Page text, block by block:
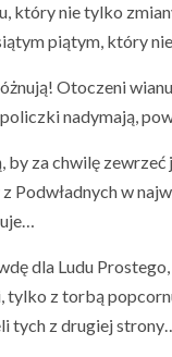
który nie tylko
piątym, który
Otoczeni
nadymają,
by za chwilę
Podwładnych w
dla Ludu
tylko z torbą
tych z drugiej